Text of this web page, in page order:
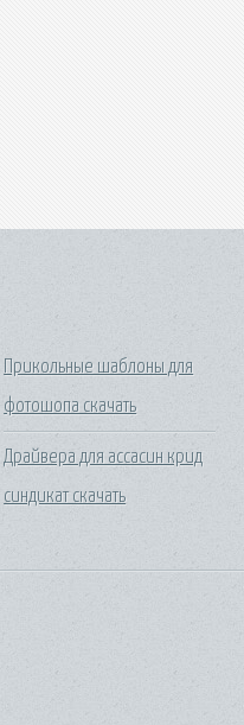
Прикольные шаблоны для
фотошопа скачать
Драйвера для ассасин крид
синдикат скачать